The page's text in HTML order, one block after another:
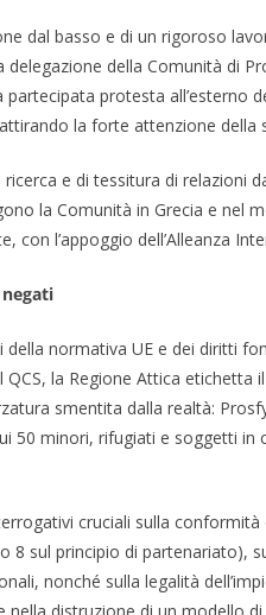
dal basso e di un rigoroso
delegazione della Comunità di
protesta all’esterno
la forte attenzione della
e di tessitura di relazioni
la Comunità in Grecia e nel
l’appoggio dell’Alleanza
della normativa UE e dei diritti
la Regione Attica etichetta
smentita dalla realtà:
50 minori, rifugiati e soggetti in
cruciali sulla
8 sul principio di partenariato),
nonché sulla legalità